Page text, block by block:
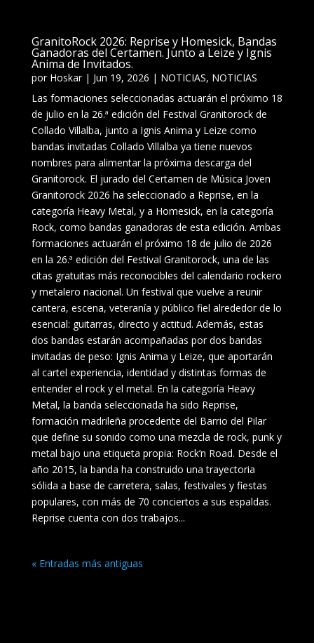
GranitoRock 2026: Reprise y Homesick, Bandas
Ganadoras del Certamen. Junto a Leize y Ignis
Anima de Invitados.
por Hoskar| Jun 19, 2026 | NOTICIAS, NOTICIAS
Las formaciones seleccionadas actuarán el próximo 18
de julio en la 26.ª edición del Festival Granitorock de
Collado Villalba, junto a Ignis Anima y Leize como
bandas invitadas Collado Villalba ya tiene nuevos
nombres para alimentar la próxima descarga del
Granitorock. El jurado del Certamen de Música Joven
Granitorock 2026 ha seleccionado a Reprise, en la
categoría Heavy Metal, y a Homesick, en la categoría
Rock, como bandas ganadoras de esta edición. Ambas
formaciones actuarán el próximo 18 de julio de 2026
en la 26.ª edición del Festival Granitorock, una de las
citas gratuitas más reconocibles del calendario rockero
y metalero nacional. Un festival que vuelve a reunir
cantera, escena, veteranía y público fiel alrededor de lo
esencial: guitarras, directo y actitud. Además, estas
dos bandas estarán acompañadas por dos bandas
invitadas de peso: Ignis Anima y Leize, que aportarán
al cartel experiencia, identidad y distintas formas de
entender el rock y el metal. En la categoría Heavy
Metal, la banda seleccionada ha sido Reprise,
formación madrileña procedente del Barrio del Pilar
que define su sonido como una mezcla de rock, punk y
metal bajo una etiqueta propia: Rock’n Road. Desde el
año 2015, la banda ha construido una trayectoria
sólida a base de carretera, salas, festivales y fiestas
populares, con más de 70 conciertos a sus espaldas.
Reprise cuenta con dos trabajos...
« Entradas más antiguas